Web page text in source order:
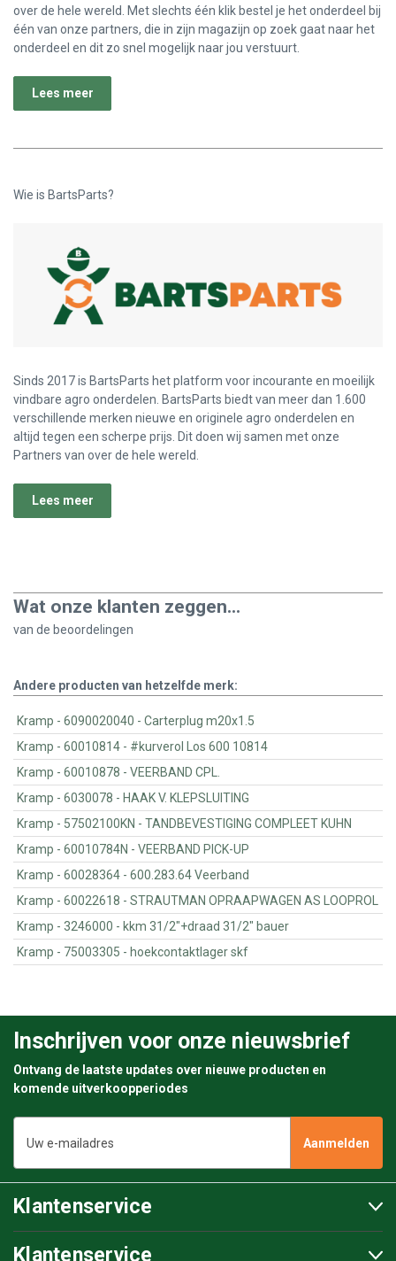
over de hele wereld. Met slechts één klik bestel je het onderdeel bij
één van onze partners, die in zijn magazijn op zoek gaat naar het
onderdeel en dit zo snel mogelijk naar jou verstuurt.
Lees meer
Wie is BartsParts?
Sinds 2017 is BartsParts het platform voor incourante en moeilijk
vindbare agro onderdelen. BartsParts biedt van meer dan 1.600
verschillende merken nieuwe en originele agro onderdelen en
altijd tegen een scherpe prijs. Dit doen wij samen met onze
Partners van over de hele wereld.
Lees meer
Wat onze klanten zeggen...
van de beoordelingen
Andere producten van hetzelfde merk:
Kramp - 6090020040 - Carterplug m20x1.5
Kramp - 60010814 - #kurverol Los 600 10814
Kramp - 60010878 - VEERBAND CPL.
Kramp - 6030078 - HAAK V. KLEPSLUITING
Kramp - 57502100KN - TANDBEVESTIGING COMPLEET KUHN
Kramp - 60010784N - VEERBAND PICK-UP
Kramp - 60028364 - 600.283.64 Veerband
Kramp - 60022618 - STRAUTMAN OPRAAPWAGEN AS LOOPROL
Kramp - 3246000 - kkm 31/2"+draad 31/2" bauer
Kramp - 75003305 - hoekcontaktlager skf
Inschrijven voor onze nieuwsbrief
Ontvang de laatste updates over nieuwe producten en
komende uitverkoopperiodes
mailadres
Klantenservice
Klantenservice